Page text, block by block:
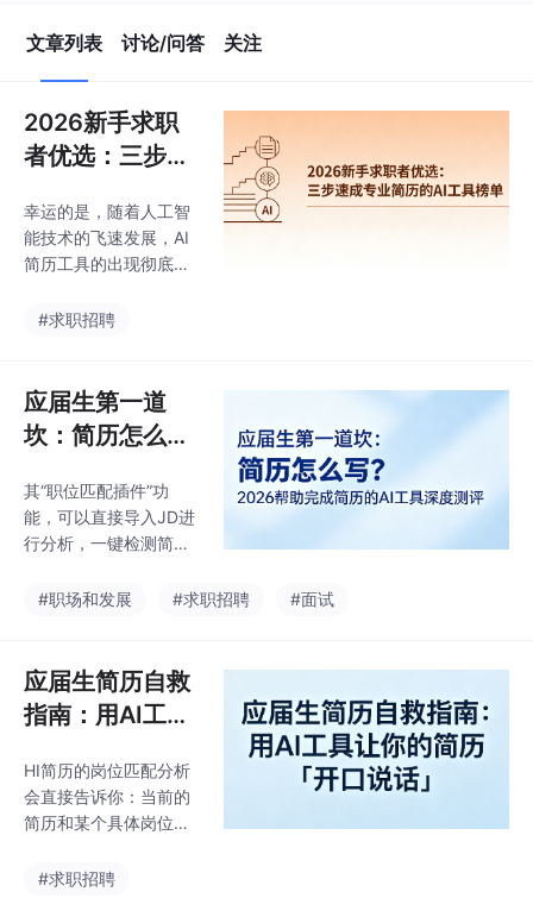
文章列表 讨论/问答 关注
2026新手求职
者优选：三步速
工具榜单
幸运的是，随着人工智
能技术的飞速发展，AI
简历工具的出现彻底改
完成专业简历”不再是梦
符合“STAR法则”的成果
导向表述，让HR一眼看
到您的价值。对于新手
的魅力在于其承诺的“3
分钟快速制作完美简
历”，这正是新手求职者
存”。FutureCV是一款
工智能
#求职招聘
应届生第一道
坎：简历怎么
完成简历的AI工
具深度测评
其“职位匹配插件”功
能，可以直接导入JD进
行分析，一键检测简历
地提升了简历通过初筛
的工作经历，转化为带
数据支撑的亮眼成果，
解决不会提炼个人优势
技术的飞速发展，为简
历制作带来了革命性的
变化。核心优势：稿定
计模板著称，对于需要
#职场和发展 #求职招聘 #面试
应届生简历自救
指南：用AI工具
口说话」
HI简历的岗位匹配分析
会直接告诉你：当前的
简历和某个具体岗位的
哪些关键词你没命中，
#求职招聘